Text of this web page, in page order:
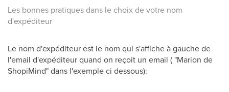
Les bonnes pratiques dans le choix de votre nom
d'expéditeur
Le nom d'expéditeur est le nom qui s'affiche à gauche de
l'email d'expéditeur quand on reçoit un email ( "Marion de
ShopiMind" dans l'exemple ci dessous):